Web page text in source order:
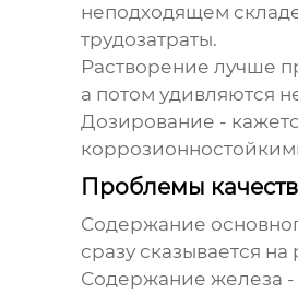
неподходящем
трудозатраты.
Растворение лучше
а потом удивляются
Дозирование -
Проблемы
Содержание
сразу сказывается
Содержание железа -